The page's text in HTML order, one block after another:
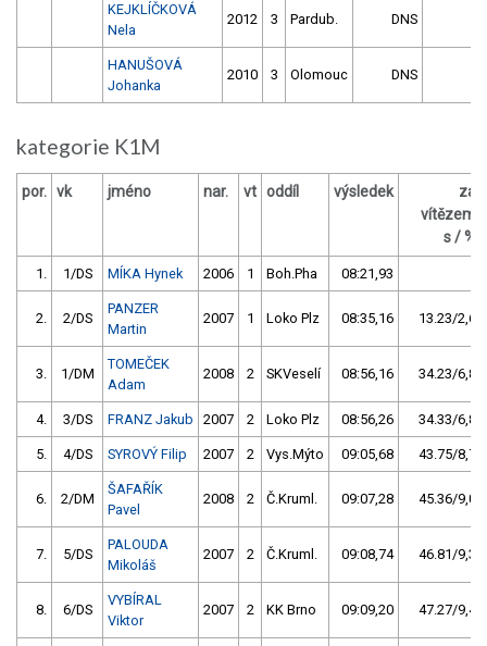
KEJKLÍČKOVÁ
Nela
2012 3 Pardub. DNS
HANUŠOVÁ
Johanka
2010 3 Olomouc DNS
kategorie K1M
por. vk jméno nar. vt oddíl výsledek
za
vítězem
s / %
1. 1/DS MÍKA Hynek 2006 1 Boh.Pha 08:21,93
2. 2/DS
PANZER
Martin
2007 1 Loko Plz 08:35,16 13.23/2,6
3. 1/DM
TOMEČEK
Adam
2008 2 SKVeselí 08:56,16 34.23/6,8
4. 3/DS FRANZ Jakub 2007 2 Loko Plz 08:56,26 34.33/6,8
5. 4/DS SYROVÝ Filip 2007 2 Vys.Mýto 09:05,68 43.75/8,7
6. 2/DM
ŠAFAŘÍK
Pavel
2008 2 Č.Kruml. 09:07,28 45.36/9,0
7. 5/DS
PALOUDA
Mikoláš
2007 2 Č.Kruml. 09:08,74 46.81/9,3
8. 6/DS
VYBÍRAL
Viktor
2007 2 KK Brno 09:09,20 47.27/9,4